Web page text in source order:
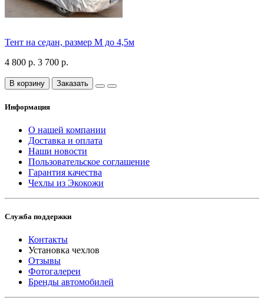
Тент на седан, размер М до 4,5м
4 800 р. 3 700 р.
В корзину Заказать
Информация
О нашей компании
Доставка и оплата
Наши новости
Пользовательское соглашение
Гарантия качества
Чехлы из Экокожи
Служба поддержки
Контакты
Установка чехлов
Отзывы
Фотогалереи
Бренды автомобилей